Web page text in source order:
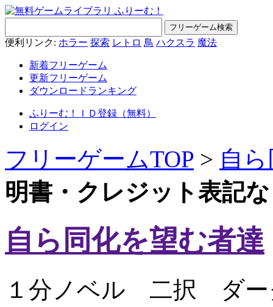
便利リンク: ホラー 探索 レトロ 鳥 ハクスラ 魔法
新着フリーゲーム
更新フリーゲーム
ダウンロードランキング
ふりーむ！ＩＤ登録（無料）
ログイン
フリーゲームTOP > 自
明書・クレジット表記
自ら同化を望む者達
１分ノベル 二択 ダー